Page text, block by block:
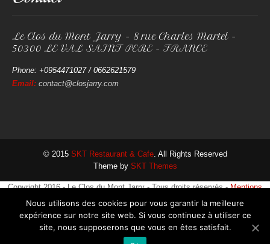
Le Clos du Mont Jarry - 8 rue Charles Martel -
50300 LE VAL SAINT PERE - FRANCE
Phone: +0954471027 / 0662621579
Email: contact@closjarry.com
© 2015 SKT Restaurant & Cafe. All Rights Reserved
Theme by SKT Themes
Copyright 2016 - Le Clos du Mont Jarry - Tous droits réservés -Mentions
Nous utilisons des cookies pour vous garantir la meilleure
expérience sur notre site web. Si vous continuez à utiliser ce
site, nous supposerons que vous en êtes satisfait.